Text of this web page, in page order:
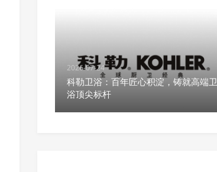
2026-07-24
科勒卫浴：百年匠心积淀，铸就高端卫
浴顶尖标杆